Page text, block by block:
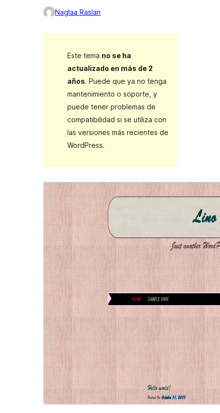
Naglaa Raslan
Este tema no se ha
actualizado en más de 2
años. Puede que ya no tenga
mantenimiento o soporte, y
puede tener problemas de
compatibilidad si se utiliza con
las versiones más recientes de
WordPress.